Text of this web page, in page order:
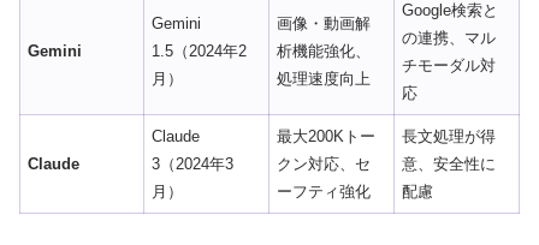
Gemini
Gemini
1.5（2024年2
月）
画像・動画解
析機能強化、
処理速度向上
Google検索と
の連携、マル
チモーダル対
応
Claude
Claude
3（2024年3
月）
最大200Kトー
クン対応、セ
ーフティ強化
長文処理が得
意、安全性に
配慮